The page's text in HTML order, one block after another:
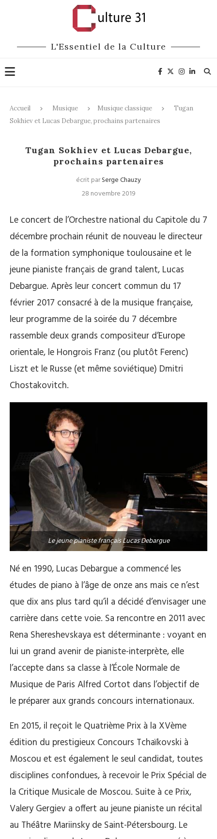
L'Essentiel de la Culture
Accueil Musique Musique classique
Tugan
Sokhiev et Lucas Debargue, prochains partenaires
Tugan Sokhiev et Lucas Debargue,
prochains partenaires
écrit parSerge Chauzy
28 novembre 2019
Le concert de l’Orchestre national du Capitole du 7
décembre prochain réunit de nouveau le directeur
de la formation symphonique toulousaine et le
jeune pianiste français de grand talent, Lucas
Debargue. Après leur concert commun du 17
février 2017 consacré à de la musique française,
leur programme de la soirée du 7 décembre
rassemble deux grands compositeur d’Europe
orientale, le Hongrois Franz (ou plutôt Ferenc)
Liszt et le Russe (et même soviétique) Dmitri
Chostakovitch.
Le jeune pianiste français Lucas Debargue
Né en 1990, Lucas Debargue a commencé les
études de piano à l’âge de onze ans mais ce n’est
que dix ans plus tard qu’il a décidé d’envisager une
carrière dans cette voie. Sa rencontre en 2011 avec
Rena Shereshevskaya est déterminante : voyant en
lui un grand avenir de pianiste-interprète, elle
l’accepte dans sa classe à l’École Normale de
Musique de Paris Alfred Cortot dans l’objectif de
le préparer aux grands concours internationaux.
En 2015, il reçoit le Quatrième Prix à la XVème
édition du prestigieux Concours Tchaïkovski à
Moscou et est également le seul candidat, toutes
disciplines confondues, à recevoir le Prix Spécial de
la Critique Musicale de Moscou. Suite à ce Prix,
Valery Gergiev a offert au jeune pianiste un récital
au Théâtre Mariinsky de Saint-Pétersbourg. Le